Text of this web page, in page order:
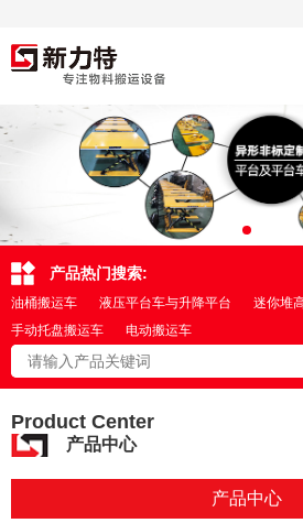
产品热门搜索:
油桶搬运车 液压平台车与升降平台
迷你堆
手动托盘搬运车
电动搬运车
Product Center
产品中心
产品中心